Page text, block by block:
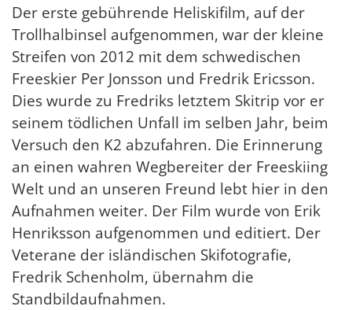
Der erste gebührende Heliskifilm, auf der
Trollhalbinsel aufgenommen, war der kleine
Streifen von 2012 mit dem schwedischen
Freeskier Per Jonsson und Fredrik Ericsson.
Dies wurde zu Fredriks letztem Skitrip vor er
seinem tödlichen Unfall im selben Jahr, beim
Versuch den K2 abzufahren. Die Erinnerung
an einen wahren Wegbereiter der Freeskiing
Welt und an unseren Freund lebt hier in den
Aufnahmen weiter. Der Film wurde von Erik
Henriksson aufgenommen und editiert. Der
Veterane der isländischen Skifotografie,
Fredrik Schenholm, übernahm die
Standbildaufnahmen.